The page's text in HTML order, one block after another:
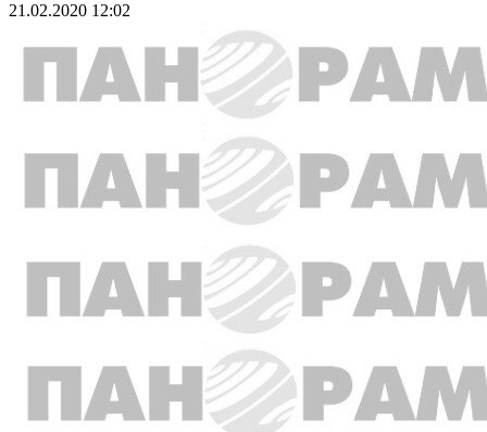
21.02.2020 12:02